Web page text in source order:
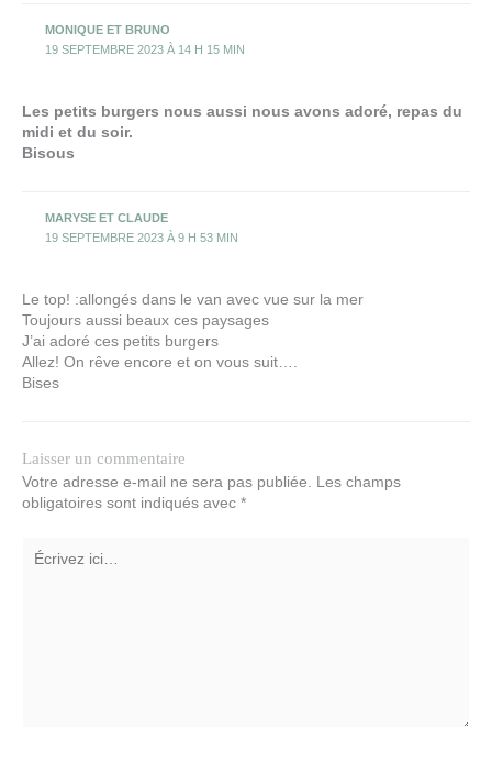
MONIQUE ET BRUNO
19 SEPTEMBRE 2023 À 14 H 15 MIN
Les petits burgers nous aussi nous avons adoré, repas du
midi et du soir.
Bisous
MARYSE ET CLAUDE
19 SEPTEMBRE 2023 À 9 H 53 MIN
Le top! :allongés dans le van avec vue sur la mer
Toujours aussi beaux ces paysages
J’ai adoré ces petits burgers
Allez! On rêve encore et on vous suit….
Bises
Laisser un commentaire
Votre adresse e-mail ne sera pas publiée. Les champs
obligatoires sont indiqués avec *
ici…